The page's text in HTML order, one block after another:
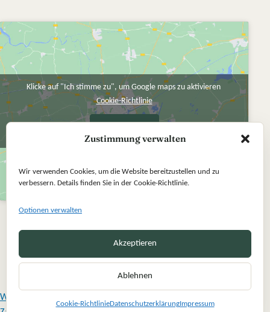
Zustimmung verwalten
Wir verwenden Cookies, um die Website bereitzustellen und zu
verbessern. Details finden Sie in der Cookie-Richtlinie.
Optionen verwalten
Akzeptieren
Ablehnen
Cookie-RichtlinieDatenschutzerklärungImpressum
Klicke auf "Ich stimme zu", um Google maps zu aktivieren
Cookie-Richtlinie
Widerrufsbelehrung